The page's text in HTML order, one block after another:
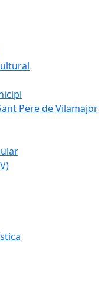
Pere de Vilamajor